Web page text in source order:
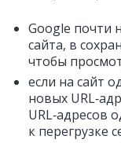
Google почти
сайта, в
чтобы
если на сайт
новых
URL‑адресов
к перегрузке